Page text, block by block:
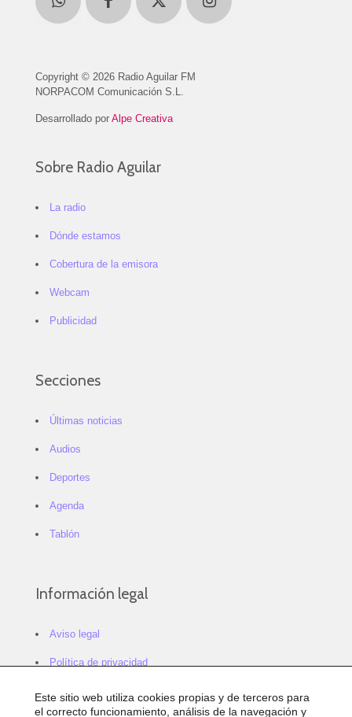
Copyright © 2026 Radio Aguilar FM
NORPACOM Comunicación S.L.
Desarrollado por Alpe Creativa
Sobre Radio Aguilar
La radio
Dónde estamos
Cobertura de la emisora
Webcam
Publicidad
Secciones
Últimas noticias
Audios
Deportes
Agenda
Tablón
Información legal
Aviso legal
Política de privacidad
Política de cookies
Este sitio web utiliza cookies propias y de terceros para
el correcto funcionamiento, análisis de la navegación y